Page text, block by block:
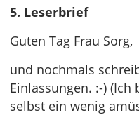
5. Leserbrief
Guten Tag Frau Sorg,
und nochmals
Einlassungen. :-)
selbst ein wenig